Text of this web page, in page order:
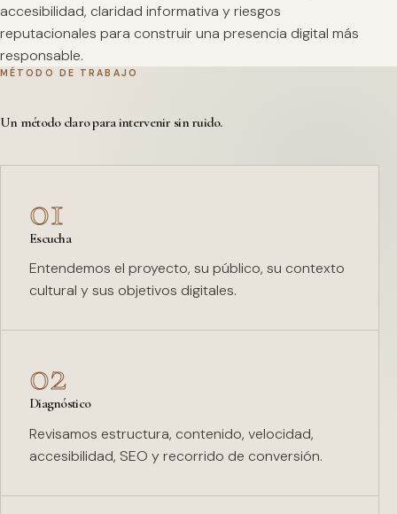
accesibilidad, claridad informativa y riesgos
reputacionales para construir una presencia digital más
responsable.
MÉTODO DE TRABAJO
Un método claro para intervenir sin ruido.
01
Escucha
Entendemos el proyecto, su público, su contexto
cultural y sus objetivos digitales.
02
Diagnóstico
Revisamos estructura, contenido, velocidad,
accesibilidad, SEO y recorrido de conversión.